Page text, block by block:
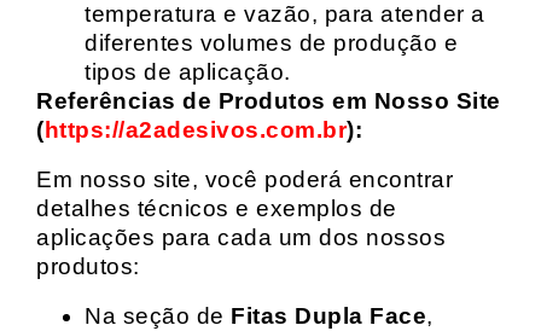
temperatura e vazão, para atender a
diferentes volumes de produção e
tipos de aplicação.
Referências de Produtos em Nosso Site
(https://a2adesivos.com.br):
Em nosso site, você poderá encontrar
detalhes técnicos e exemplos de
aplicações para cada um dos nossos
produtos:
Na seção de Fitas Dupla Face,